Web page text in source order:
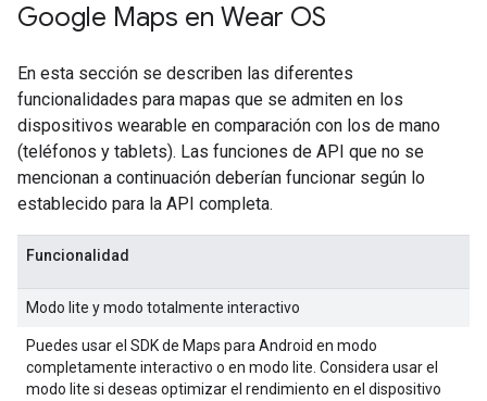
Google Maps en Wear OS
En esta sección se describen las diferentes
funcionalidades para mapas que se admiten en los
dispositivos wearable en comparación con los de mano
(teléfonos y tablets). Las funciones de API que no se
mencionan a continuación deberían funcionar según lo
establecido para la API completa.
Funcionalidad
Modo lite y modo totalmente interactivo
Puedes usar el SDK de Maps para Android en modo
completamente interactivo o en modo lite. Considera usar el
modo lite si deseas optimizar el rendimiento en el dispositivo